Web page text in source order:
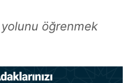
öğrenmek